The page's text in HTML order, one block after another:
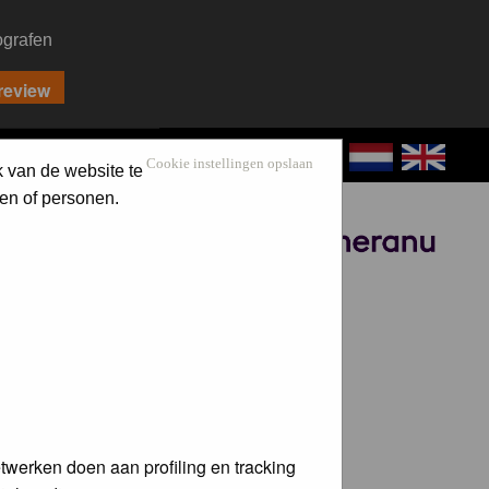
Cookie instellingen opslaan
van de website te
of personen.
doen aan profiling en tracking